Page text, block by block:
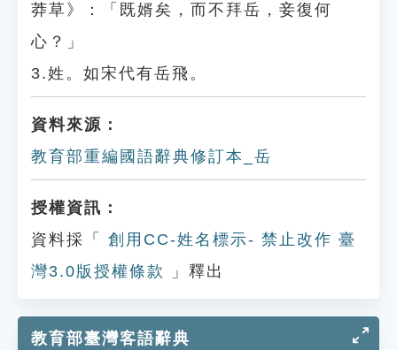
莽草》：「既婿矣，而不拜岳，妾復何
心？」
3.姓。如宋代有岳飛。
資料來源：
教育部重編國語辭典修訂本_岳
授權資訊：
資料採「
創用CC-姓名標示- 禁止改作 臺
灣3.0版授權條款
」釋出
教育部臺灣客語辭典